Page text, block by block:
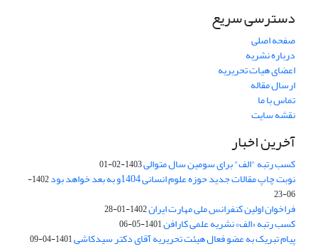
دسترسی سریع
صفحه اصلی
درباره نشریه
اعضای هیات تحریریه
ارسال مقاله
تماس با ما
نقشه سایت
آخرین اخبار
کسب رتبه "الف" برای سومین سال متوالی1403-02-01
نوبت چاپ مقالات جدید حوزه علوم انسانی 1404و به بعد خواهد بود
1402-
06-23
فراخوان اولین کنفرانس ملی مهارت ایران1402-01-28
کسب رتبه «الف» نشریه علمی کارافن1401-05-06
پیام تبریک به عضو فعال هیئت تحریریه آقای دکتر سیدکاشی1401-04-09